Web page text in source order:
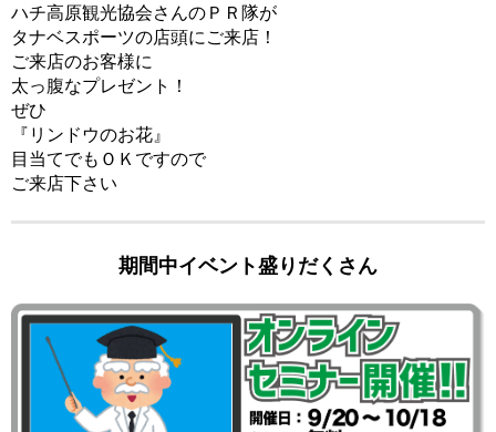
ハチ高原観光協会さんのＰＲ隊が
タナベスポーツの店頭にご来店！
ご来店のお客様に
太っ腹なプレゼント！
ぜひ
『リンドウのお花』
目当てでもＯＫですので
ご来店下さい
期間中イベント盛りだくさん